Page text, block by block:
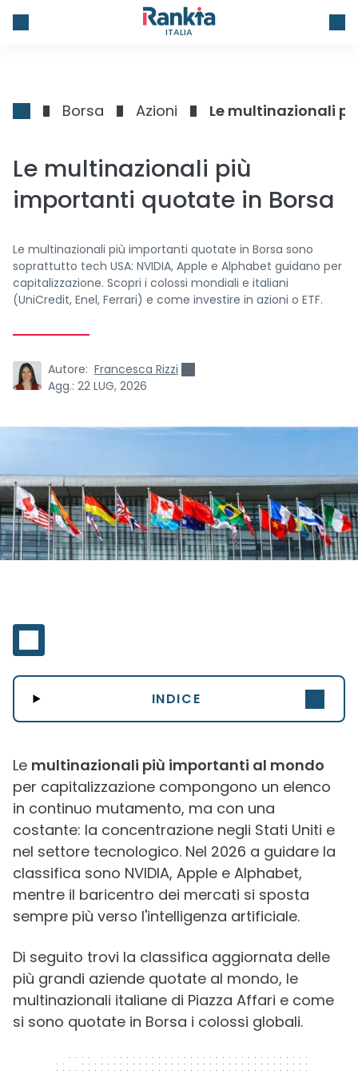
ITALIA
Borsa Azioni Le multinazionali
Le multinazionali più
importanti quotate in Borsa
Le multinazionali più importanti quotate in Borsa sono
soprattutto tech USA: NVIDIA, Apple e Alphabet guidano per
capitalizzazione. Scopri i colossi mondiali e italiani
(UniCredit, Enel, Ferrari) e come investire in azioni o ETF.
Autore: Francesca Rizzi
Agg.: 22 LUG, 2026
INDICE
Le multinazionali più importanti al mondo
per capitalizzazione compongono un elenco
in continuo mutamento, ma con una
costante: la concentrazione negli Stati Uniti e
nel settore tecnologico. Nel 2026 a guidare la
classifica sono NVIDIA, Apple e Alphabet,
mentre il baricentro dei mercati si sposta
sempre più verso l'intelligenza artificiale.
Di seguito trovi la classifica aggiornata delle
più grandi aziende quotate al mondo, le
multinazionali italiane di Piazza Affari e come
si sono quotate in Borsa i colossi globali.
320 x 50